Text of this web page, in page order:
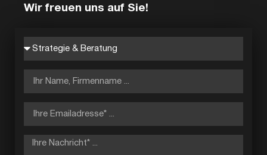
Wir freuen uns auf Sie!